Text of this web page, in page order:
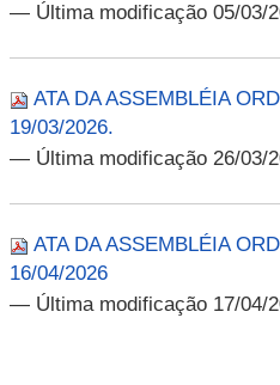
— Última modificação 05/03/
ATA DA ASSEMBLÉIA
19/03/2026.
— Última modificação 26/03/
ATA DA ASSEMBLÉIA
16/04/2026
— Última modificação 17/04/